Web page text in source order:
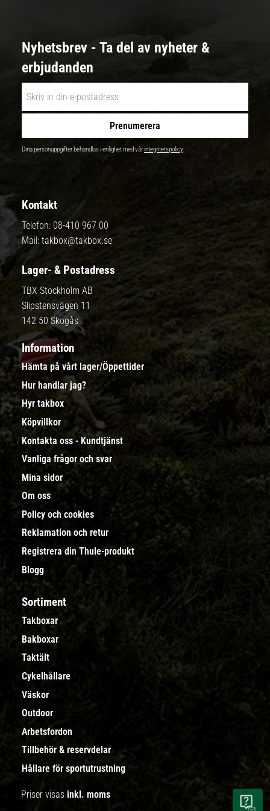
Nyhetsbrev - Ta del av nyheter &
erbjudanden
Prenumerera
Dina personuppgifter behandlas i enlighet med vårintegritetspolicy.
Kontakt
Telefon: 08-410 967 00
Mail: takbox@takbox.se
Lager- & Postadress
TBX Stockholm AB
Slipstensvägen 11
142 50 Skogås
Information
Hämta på vårt lager/Öppettider
Hur handlar jag?
Hyr takbox
Köpvillkor
Kontakta oss - Kundtjänst
Vanliga frågor och svar
Mina sidor
Om oss
Policy och cookies
Reklamation och retur
Registrera din Thule-produkt
Blogg
Sortiment
Takboxar
Bakboxar
Taktält
Cykelhållare
Väskor
Outdoor
Arbetsfordon
Tillbehör & reservdelar
Hållare för sportutrustning
Priser visas inkl. moms